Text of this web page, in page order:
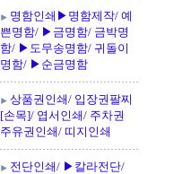
명함인쇄▶명함제작/ 예
쁜명함/ ▶금명함/ 금박명
함/ ▶도무송명함/ 귀돌이
명함/ ▶순금명함
상품권인쇄/ 입장권팔찌
[손목]/ 엽서인쇄/ 주차권
주유권인쇄/ 띠지인쇄
전단인쇄/ ▶칼라전단/